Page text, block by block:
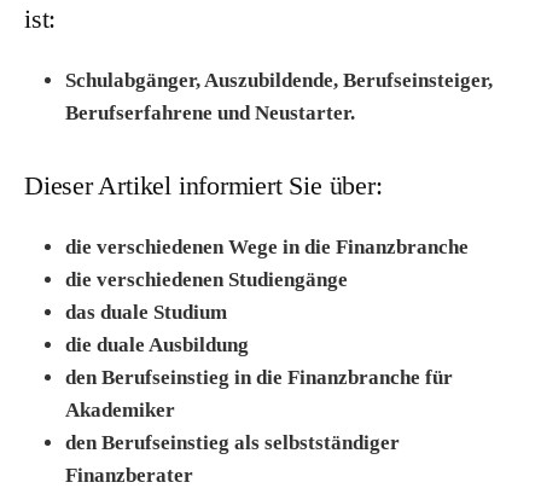
ist:
Schulabgänger, Auszubildende, Berufseinsteiger,
Berufserfahrene und Neustarter.
Dieser Artikel informiert Sie über:
die verschiedenen Wege in die Finanzbranche
die verschiedenen Studiengänge
das duale Studium
die duale Ausbildung
den Berufseinstieg in die Finanzbranche für
Akademiker
den Berufseinstieg als selbstständiger
Finanzberater